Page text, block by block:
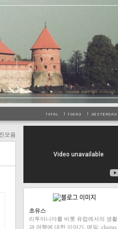
모음
초유스
리투아니아를 비롯 유럽에서의 생활
과 여행에 대한 이야기. 메일: chojus